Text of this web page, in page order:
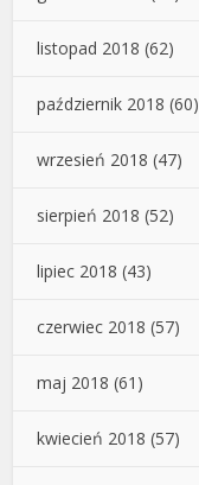
listopad 2018 (62)
październik 2018 (60)
wrzesień 2018 (47)
sierpień 2018 (52)
lipiec 2018 (43)
czerwiec 2018 (57)
maj 2018 (61)
kwiecień 2018 (57)